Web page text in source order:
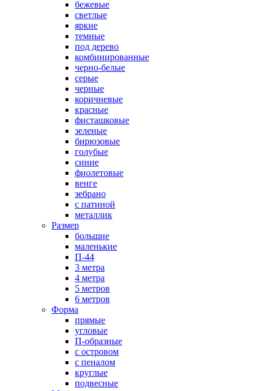
бежевые
светлые
яркие
темные
под дерево
комбинированные
черно-белые
серые
черные
коричневые
красные
фисташковые
зеленые
бирюзовые
голубые
синие
фиолетовые
венге
зебрано
с патиной
металлик
Размер
большие
маленькие
П-44
3 метра
4 метра
5 метров
6 метров
Форма
прямые
угловые
П-образные
с островом
с пеналом
круглые
подвесные